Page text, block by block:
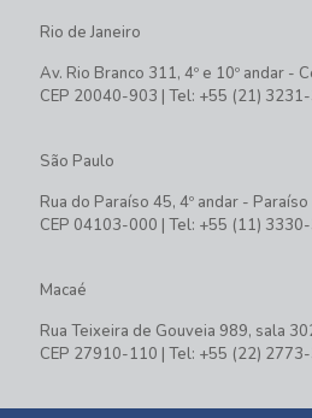
Rio de Janeiro
Av. Rio Branco 311, 4º e 10º andar -
CEP 20040-903 | Tel: +55 (21)
São Paulo
Rua do Paraíso 45, 4º andar - Paraíso
CEP 04103-000 | Tel: +55 (11)
Macaé
Rua Teixeira de Gouveia 989, sala
CEP 27910-110 | Tel: +55 (22)